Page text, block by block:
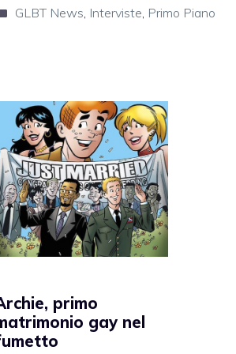
Categorie
GLBT News Interviste Primo Piano
primo
gay nel